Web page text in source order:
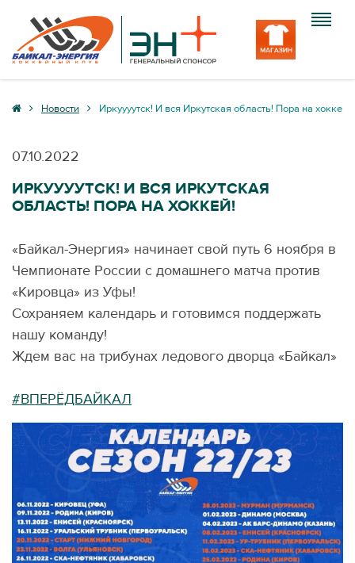
Клуб
Медиа
Вход
Новости Иркуууутск! И вся Иркутская область! Пора на хоккей!
07.10.2022
ИРКУУУУТСК! И ВСЯ ИРКУТСКАЯ
ОБЛАСТЬ! ПОРА НА ХОККЕЙ!
«Байкал-Энергия» начинает свой путь 6 ноября в
Чемпионате России с домашнего матча против
«Кировца» из Уфы!
Сохраняем календарь и готовимся поддержать
нашу команду!
Ждем вас на трибунах ледового дворца «Байкал»
#ВПЕРЁДБАЙКАЛ